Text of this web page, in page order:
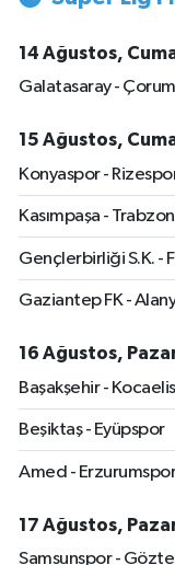
14 Ağustos,
Galatasaray - Çorum
15 Ağustos,
Konyaspor -
Kasımpaşa -
Gençlerbirliği S.K. -
Gaziantep FK -
16 Ağustos,
Başakşehir -
Beşiktaş - Eyüpspor
Amed - Erzurumspor
17 Ağustos,
Samsunspor -